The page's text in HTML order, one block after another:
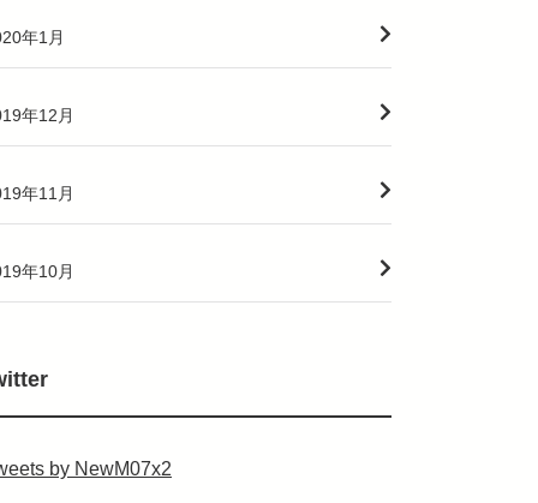
年1月
年12月
年11月
年10月
by NewM07x2